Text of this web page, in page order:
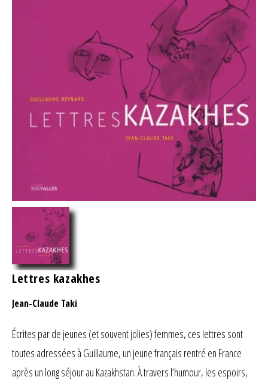
Lettres kazakhes
Jean-Claude Taki
Écrites par de jeunes (et souvent jolies) femmes, ces lettres sont
toutes adressées à Guillaume, un jeune français rentré en France
après un long séjour au Kazakhstan. À travers l’humour, les espoirs,